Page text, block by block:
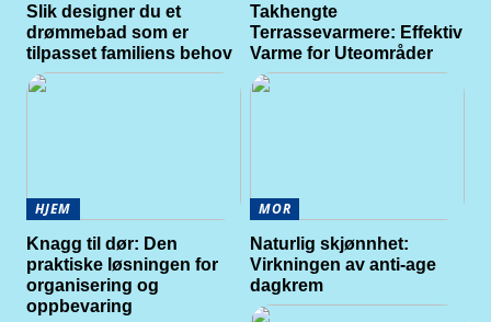
Slik designer du et
drømmebad som er
tilpasset familiens behov
Takhengte
Terrassevarmere: Effektiv
Varme for Uteområder
HJEM
Knagg til dør: Den
praktiske løsningen for
organisering og
oppbevaring
MOR
Naturlig skjønnhet:
Virkningen av anti-age
dagkrem